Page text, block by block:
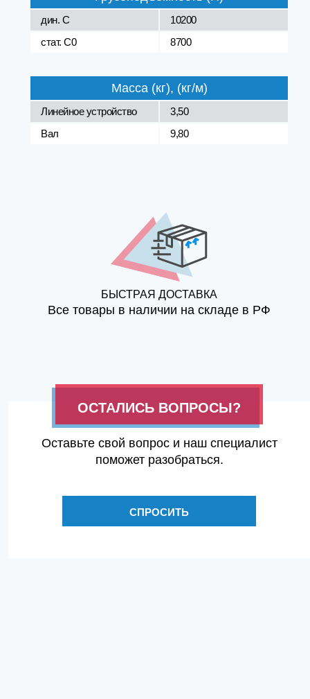
дин. C
10200
стат. C0
8700
Масса (кг), (кг/м)
Линейное устройство
3,50
Вал
9,80
БЫСТРАЯ ДОСТАВКА
Все товары в наличии на складе в РФ
ОСТАЛИСЬ ВОПРОСЫ?
Оставьте свой вопрос и наш специалист
поможет разобраться.
СПРОСИТЬ